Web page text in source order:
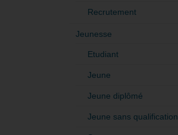
Recrutement
Jeunesse
Etudiant
Jeune
Jeune diplômé
Jeune sans qualification